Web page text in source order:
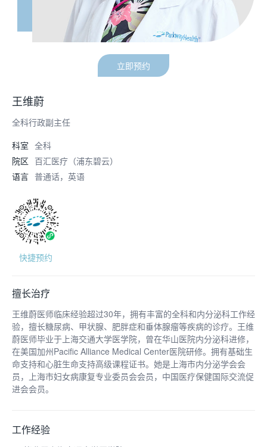
立即预约
王维蔚
全科行政副主任
科室 全科
院区 百汇医疗（浦东碧云）
语言 普通话，英语
快捷预约
擅长治疗
王维蔚医师临床经验超过30年，拥有丰富的全科和内分泌科工作经
验，擅长糖尿病、甲状腺、肥胖症和垂体腺瘤等疾病的诊疗。王维
蔚医师毕业于上海交通大学医学院，曾在华山医院内分泌科进修，
在美国加州Pacific Alliance Medical Center医院研修。拥有基础生
命支持和心脏生命支持高级课程证书。她是上海市内分泌学会会
员，上海市妇女病康复专业委员会会员，中国医疗保健国际交流促
进会会员。
工作经验